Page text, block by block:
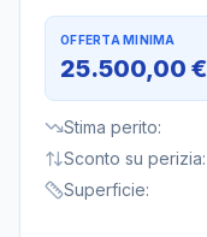
OFFERTA MINIMA
25.500,00 €
Stima perito:
Sconto su perizia:
Superficie: